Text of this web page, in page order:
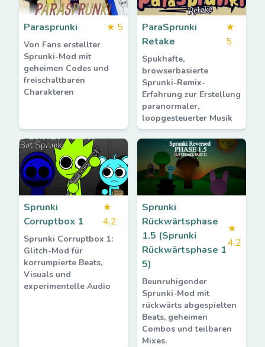
Parasprunki ★ 5
Von Fans erstellter
Sprunki-Mod mit
geheimen Codes und
freischaltbaren
Charakteren
ParaSprunki
Retake
★
5
Spukhafte,
browserbasierte
Sprunki-Remix-
Erfahrung zur Erstellung
paranormaler,
loopgesteuerter Musik
Sprunki
Corruptbox 1
★
4.2
Sprunki Corruptbox 1:
Glitch-Mod für
korrumpierte Beats,
Visuals und
experimentelle Audio
Sprunki
Rückwärtsphase
1.5 (Sprunki
Rückwärtsphase 1
5)
★
4.2
Beunruhigender
Sprunki-Mod mit
rückwärts abgespielten
Beats, geheimen
Combos und teilbaren
Mixes.